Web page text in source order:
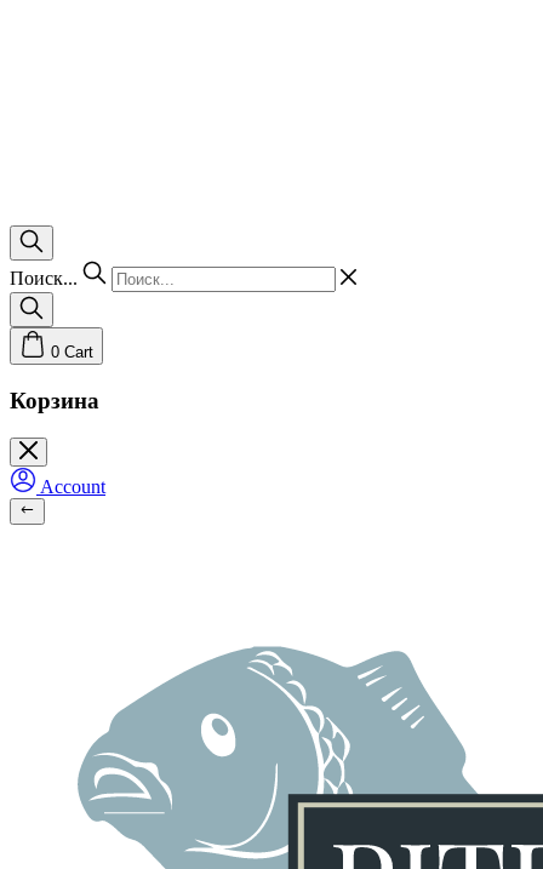
Поиск...
0 Cart
Корзина
Account